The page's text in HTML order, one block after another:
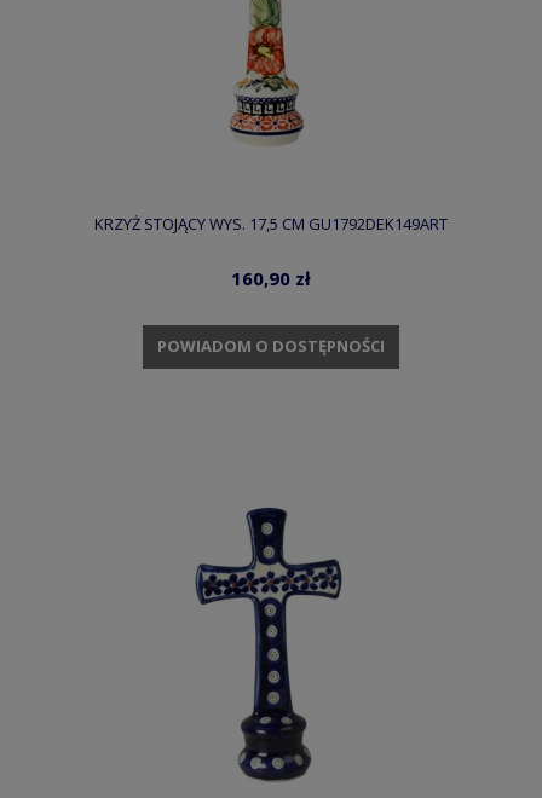
KRZYŻ STOJĄCY WYS. 17,5 CM GU1792DEK149ART
160,90 zł
POWIADOM O DOSTĘPNOŚCI